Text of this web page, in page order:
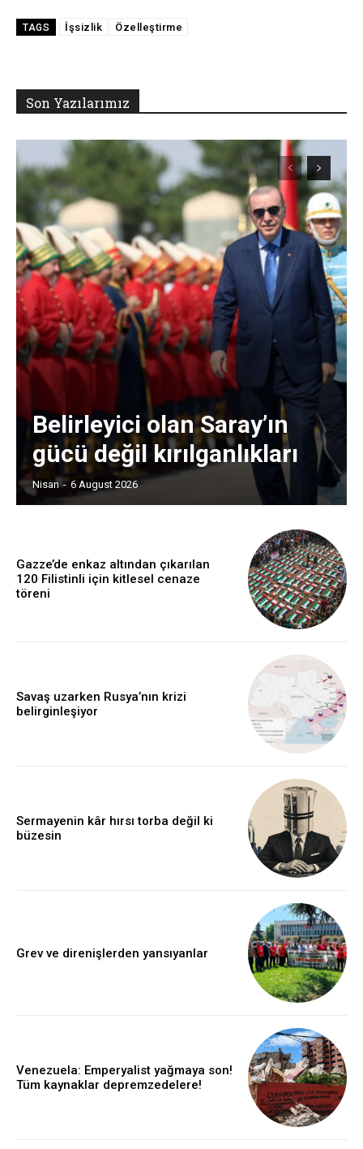
TAGS İşsizlik Özelleştirme
Son Yazılarımız
Belirleyici olan Saray’ın
gücü değil kırılganlıkları
Nisan - 6 August 2026
Gazze’de enkaz altından çıkarılan
120 Filistinli için kitlesel cenaze
töreni
Savaş uzarken Rusya’nın krizi
belirginleşiyor
Sermayenin kâr hırsı torba değil ki
büzesin
Grev ve direnişlerden yansıyanlar
Venezuela: Emperyalist yağmaya son!
Tüm kaynaklar depremzedelere!